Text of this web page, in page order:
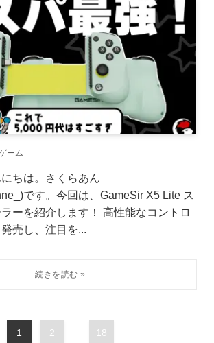
ーム
ちは。さくらあん
です。今回は、GameSir X5 Lite ス
ーを紹介します！ 高性能なコントロ
売し、注目を...
1 2 ... 18